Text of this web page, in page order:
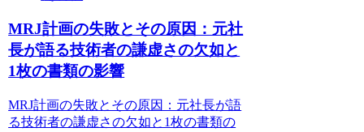
MRJ計画の失敗とその原因：元社
長が語る技術者の謙虚さの欠如と
1枚の書類の影響
MRJ計画の失敗とその原因：元社長が語
る技術者の謙虚さの欠如と1枚の書類の